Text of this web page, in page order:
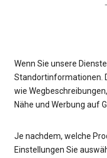
Wenn Sie unsere
Standortinformationen.
wie
Nähe und Werbung auf
Je nachdem, welche
Einstellungen Sie